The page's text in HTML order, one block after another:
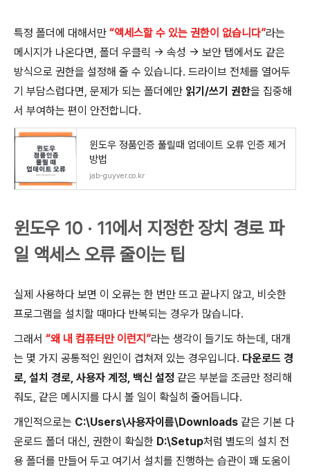
특정 폴더에 대해서만 “액세스할 수 있는 권한이 없습니다”라는
메시지가 나온다면, 폴더 우클릭 → 속성 → 보안 탭에서도 같은
방식으로 권한을 설정해 줄 수 있습니다. 드라이브 전체를 열어두
기 부담스럽다면, 문제가 되는 폴더에만 읽기/쓰기 권한을 집중해
서 부여하는 편이 안전합니다.
윈도우 정품인증 풀릴때 업데이트 오류 인증 제거
방법
jab-guyver.co.kr
윈도우 10 · 11에서 지정한 장치 경로 파
일 액세스 오류 줄이는 팁
실제 사용하다 보면 이 오류는 한 번만 뜨고 끝나지 않고, 비슷한
프로그램을 설치할 때마다 반복되는 경우가 많습니다.
그래서 “왜 내 컴퓨터만 이런지”라는 생각이 들기도 하는데, 대개
는 몇 가지 공통적인 원인이 겹쳐져 있는 경우입니다. 다운로드 경
로, 설치 경로, 사용자 계정, 백신 설정 같은 부분을 조금만 정리해
줘도, 같은 메시지를 다시 볼 일이 확실히 줄어듭니다.
개인적으로는 C:\Users\사용자이름\Downloads 같은 기본 다
운로드 폴더 대신, 권한이 확실한 D:\Setup처럼 별도의 설치 전
용 폴더를 만들어 두고 여기서 설치를 진행하는 습관이 꽤 도움이